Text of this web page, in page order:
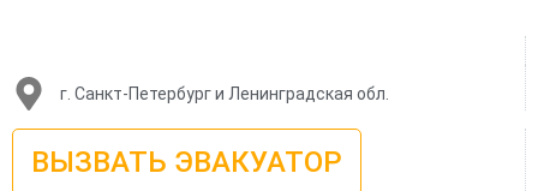
г. Санкт-Петербург и Ленинградская обл.
ВЫЗВАТЬ ЭВАКУАТОР